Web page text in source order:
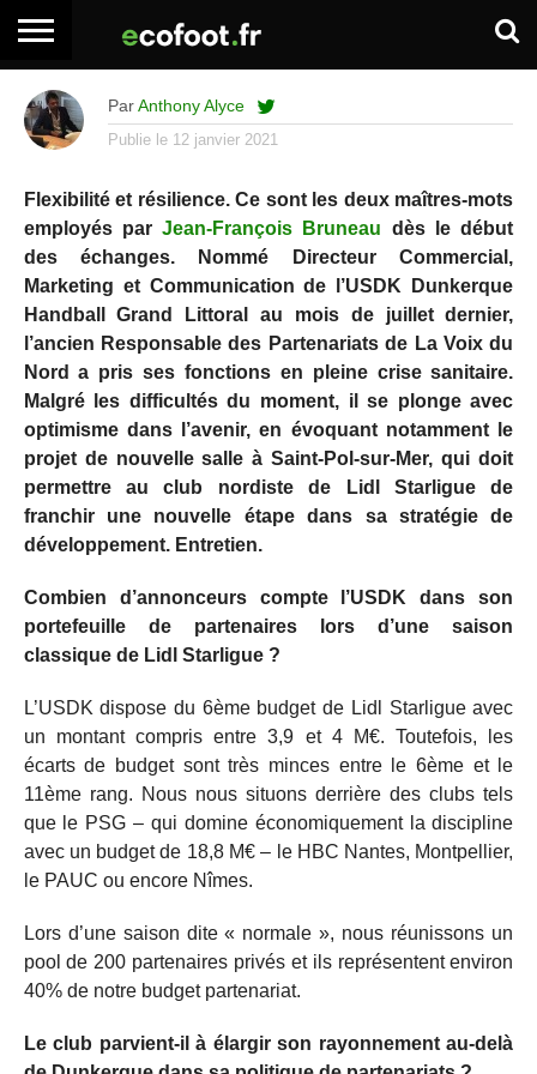
ACCUEIL
ARTICLES
PREMIUM
ADHÉSION
PREMIUM
SE
CONNECTER
EMPLOI
BOITE
À
OUTILS
Par Anthony Alyce
Publie le 12 janvier 2021
Flexibilité et résilience. Ce sont les deux maîtres-mots
employés parJean-François Bruneau dès le début
des échanges. Nommé Directeur Commercial,
Marketing et Communication de l’USDK Dunkerque
Handball Grand Littoral au mois de juillet dernier,
l’ancien Responsable des Partenariats de La Voix du
Nord a pris ses fonctions en pleine crise sanitaire.
Malgré les difficultés du moment, il se plonge avec
optimisme dans l’avenir, en évoquant notamment le
projet de nouvelle salle à Saint-Pol-sur-Mer, qui doit
permettre au club nordiste de Lidl Starligue de
franchir une nouvelle étape dans sa stratégie de
développement. Entretien.
Combien d’annonceurs compte l’USDK dans son
portefeuille de partenaires lors d’une saison
classique de Lidl Starligue ?
L’USDK dispose du 6ème budget de Lidl Starligue avec
un montant compris entre 3,9 et 4 M€. Toutefois, les
écarts de budget sont très minces entre le 6ème et le
11ème rang. Nous nous situons derrière des clubs tels
que le PSG – qui domine économiquement la discipline
avec un budget de 18,8 M€ – le HBC Nantes, Montpellier,
le PAUC ou encore Nîmes.
Lors d’une saison dite « normale », nous réunissons un
pool de 200 partenaires privés et ils représentent environ
40% de notre budget partenariat.
Le club parvient-il à élargir son rayonnement au-delà